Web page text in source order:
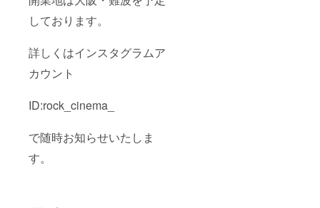
しております。
詳しくはインスタグラムア
カウント
ID:rock_cinema_
で随時お知らせいたしま
す。